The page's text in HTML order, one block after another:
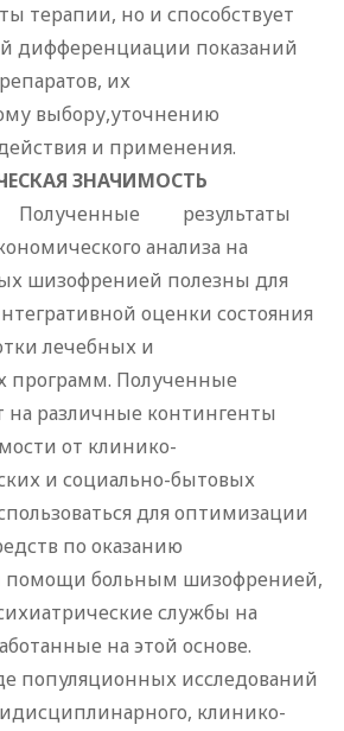
терапии, но и способствует
дифференциации показаний
их
выбору,уточнению
и применения.
ЗНАЧИМОСТЬ
Полученные результаты
анализа на
шизофренией полезны для
оценки состояния
лечебных и
программ. Полученные
на различные контингенты
от клинико-
и социально-бытовых
для оптимизации
по оказанию
помощи больным шизофренией,
службы на
на этой основе.
популяционных исследований
клинико-